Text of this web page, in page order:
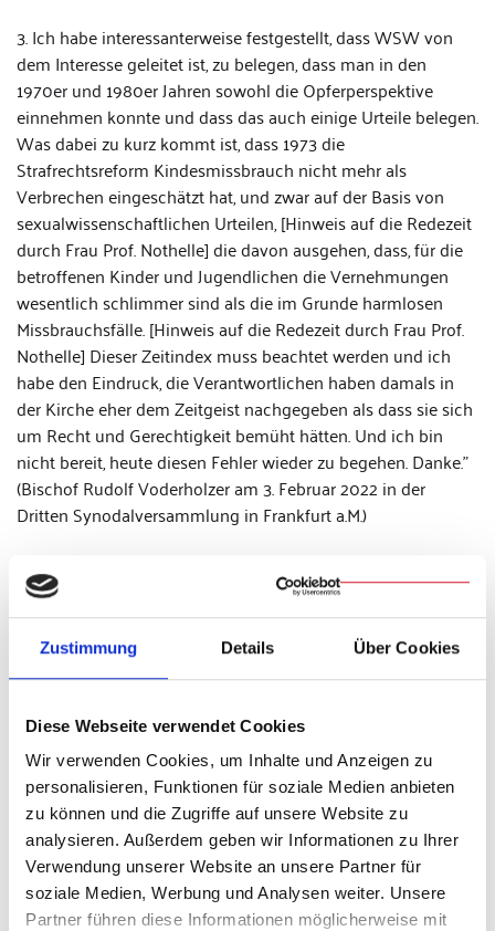
Zustimmung Details Über Cookies
Diese Webseite verwendet Cookies
Wir verwenden Cookies, um Inhalte und Anzeigen zu
personalisieren, Funktionen für soziale Medien anbieten
zu können und die Zugriffe auf unsere Website zu
analysieren. Außerdem geben wir Informationen zu Ihrer
Verwendung unserer Website an unsere Partner für
soziale Medien, Werbung und Analysen weiter. Unsere
Partner führen diese Informationen möglicherweise mit
3. Ich habe interessanterweise festgestellt, dass WSW von
dem Interesse geleitet ist, zu belegen, dass man in den
1970er und 1980er Jahren sowohl die Opferperspektive
einnehmen konnte und dass das auch einige Urteile belegen.
Was dabei zu kurz kommt ist, dass 1973 die
Strafrechtsreform Kindesmissbrauch nicht mehr als
Verbrechen eingeschätzt hat, und zwar auf der Basis von
sexualwissenschaftlichen Urteilen, [Hinweis auf die Redezeit
durch Frau Prof. Nothelle] die davon ausgehen, dass, für die
betroffenen Kinder und Jugendlichen die Vernehmungen
wesentlich schlimmer sind als die im Grunde harmlosen
Missbrauchsfälle. [Hinweis auf die Redezeit durch Frau Prof.
Nothelle] Dieser Zeitindex muss beachtet werden und ich
habe den Eindruck, die Verantwortlichen haben damals in
der Kirche eher dem Zeitgeist nachgegeben als dass sie sich
um Recht und Gerechtigkeit bemüht hätten. Und ich bin
nicht bereit, heute diesen Fehler wieder zu begehen. Danke."
(Bischof Rudolf Voderholzer am 3. Februar 2022 in der
Dritten Synodalversammlung in Frankfurt a.M.)
Nach seinem Statement in der Synodalversammlung ist in
der Öffentlichkeit der Eindruck entstanden, Bischof
Voderholzer wolle sexuellen Missbrauch relativieren. In
einer zweiten Wortmeldung machte er noch einmal
von sexuellem Missbrauch aussprechen wollte. Hier im
vollen Wortlaut:
„Danke, dass ich mich nochmal zu Wort melden darf. Es tut
mir leid, dass ich mich offenbar nicht klar genug
ausgedrückt habe vorhin in meinem dritten Punkt. Vielleicht
habe ich nicht deutlich genug die Anführungszeichen
mitgesprochen. Aber ich werde jetzt mit einer Position